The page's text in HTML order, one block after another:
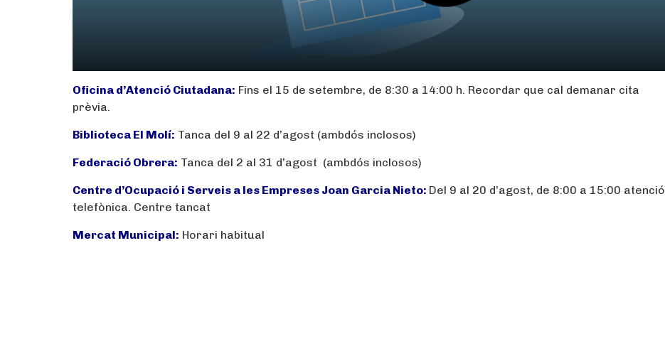
Oficina d’Atenció Ciutadana: Fins el 15 de setembre, de 8:30 a 14:00 h. Recordar que cal demanar cita
prèvia.
Biblioteca El Molí: Tanca del 9 al 22 d’agost (ambdós inclosos)
Federació Obrera: Tanca del 2 al 31 d’agost (ambdós inclosos)
Centre d’Ocupació i Serveis a les Empreses Joan Garcia Nieto: Del 9 al 20 d’agost, de 8:00 a 15:00 atenció
telefònica. Centre tancat
Mercat Municipal: Horari habitual